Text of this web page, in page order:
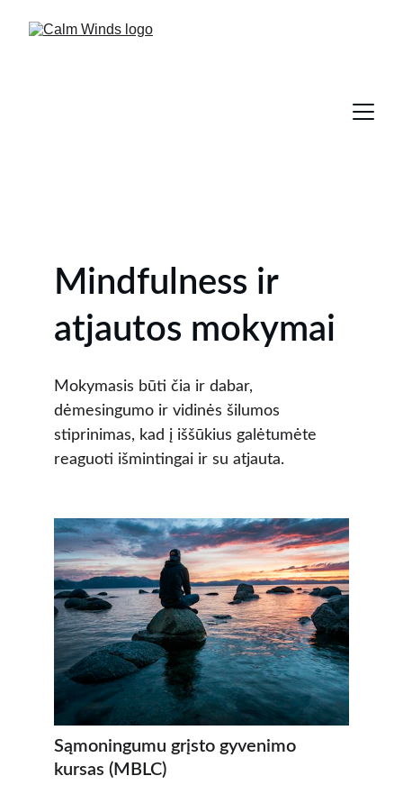
Mindfulness ir
atjautos mokymai
Mokymasis būti čia ir dabar,
dėmesingumo ir vidinės šilumos
stiprinimas, kad į iššūkius galėtumėte
reaguoti išmintingai ir su atjauta.
Sąmoningumu grįsto gyvenimo
kursas (MBLC)